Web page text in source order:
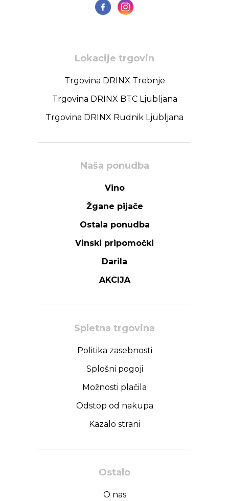
Lokacije trgovin
Trgovina DRINX Trebnje
Trgovina DRINX BTC Ljubljana
Trgovina DRINX Rudnik Ljubljana
Naša ponudba
Vino
Žgane pijače
Ostala ponudba
Vinski pripomočki
Darila
AKCIJA
Spletna trgovina
Politika zasebnosti
Splošni pogoji
Možnosti plačila
Odstop od nakupa
Kazalo strani
Ostalo
O nas